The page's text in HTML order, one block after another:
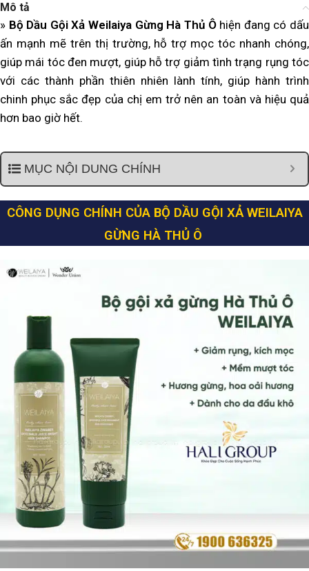
Mô tả
» Bộ Dầu Gội Xả Weilaiya Gừng Hà Thủ Ô hiện đang có dấu
ấn mạnh mẽ trên thị trường, hỗ trợ mọc tóc nhanh chóng,
giúp mái tóc đen mượt, giúp hỗ trợ giảm tình trạng rụng tóc
với các thành phần thiên nhiên lành tính, giúp hành trình
chinh phục sắc đẹp của chị em trở nên an toàn và hiệu quả
hơn bao giờ hết.
MỤC NỘI DUNG CHÍNH
CÔNG DỤNG CHÍNH CỦA BỘ DẦU GỘI XẢ WEILAIYA
GỪNG HÀ THỦ Ô